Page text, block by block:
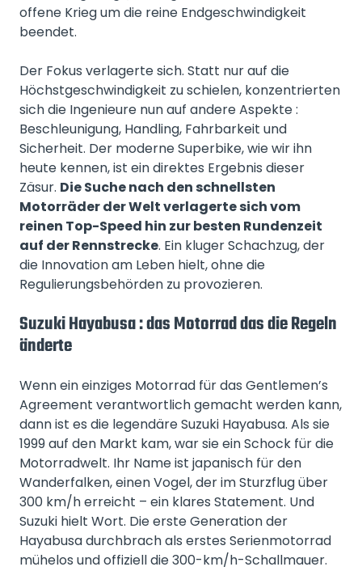
offene Krieg um die reine Endgeschwindigkeit
beendet.
Der Fokus verlagerte sich. Statt nur auf die
Höchstgeschwindigkeit zu schielen, konzentrierten
sich die Ingenieure nun auf andere Aspekte :
Beschleunigung, Handling, Fahrbarkeit und
Sicherheit. Der moderne Superbike, wie wir ihn
heute kennen, ist ein direktes Ergebnis dieser
Zäsur. Die Suche nach den schnellsten
Motorräder der Welt verlagerte sich vom
reinen Top-Speed hin zur besten Rundenzeit
auf der Rennstrecke. Ein kluger Schachzug, der
die Innovation am Leben hielt, ohne die
Regulierungsbehörden zu provozieren.
Suzuki Hayabusa : das Motorrad das die Regeln
änderte
Wenn ein einziges Motorrad für das Gentlemen’s
Agreement verantwortlich gemacht werden kann,
dann ist es die legendäre Suzuki Hayabusa. Als sie
1999 auf den Markt kam, war sie ein Schock für die
Motorradwelt. Ihr Name ist japanisch für den
Wanderfalken, einen Vogel, der im Sturzflug über
300 km/h erreicht – ein klares Statement. Und
Suzuki hielt Wort. Die erste Generation der
Hayabusa durchbrach als erstes Serienmotorrad
mühelos und offiziell die 300-km/h-Schallmauer.